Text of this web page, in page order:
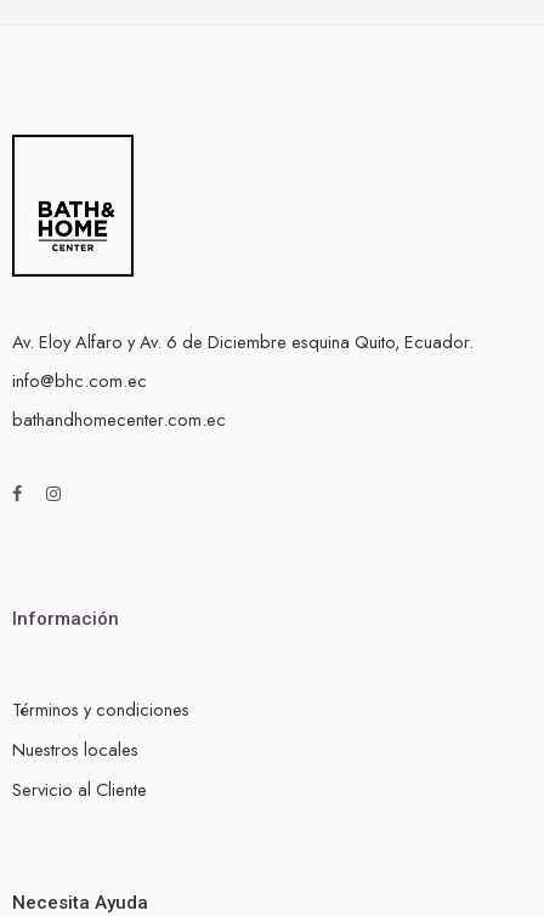
Av. Eloy Alfaro y Av. 6 de Diciembre esquina Quito, Ecuador.
info@bhc.com.ec
bathandhomecenter.com.ec
Información
Términos y condiciones
Nuestros locales
Servicio al Cliente
Necesita Ayuda